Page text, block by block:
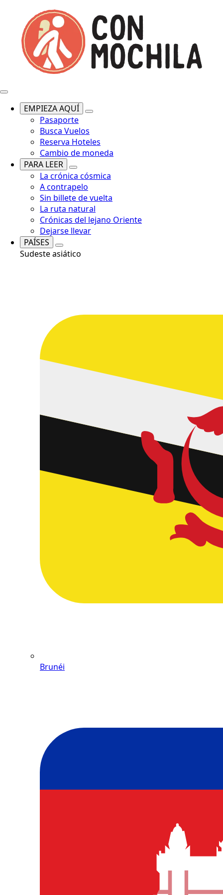
EMPIEZA AQUÍ
Pasaporte
Busca Vuelos
Reserva Hoteles
Cambio de moneda
PARA LEER
La crónica cósmica
A contrapelo
Sin billete de vuelta
La ruta natural
Crónicas del lejano Oriente
Dejarse llevar
PAÍSES
Sudeste asiático
Brunéi